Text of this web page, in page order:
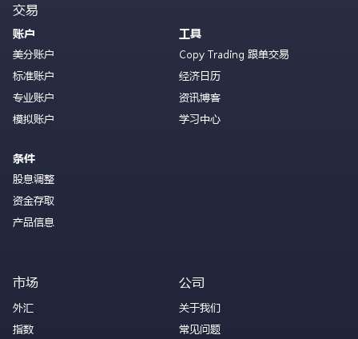
交易
账户
美分账户
标准账户
专业账户
模拟账户
条件
股息调整
资金存取
产品信息
工具
Copy Trading 跟单交易
经济日历
资讯博客
学习中心
市场
外汇
指数
公司
关于我们
常见问题